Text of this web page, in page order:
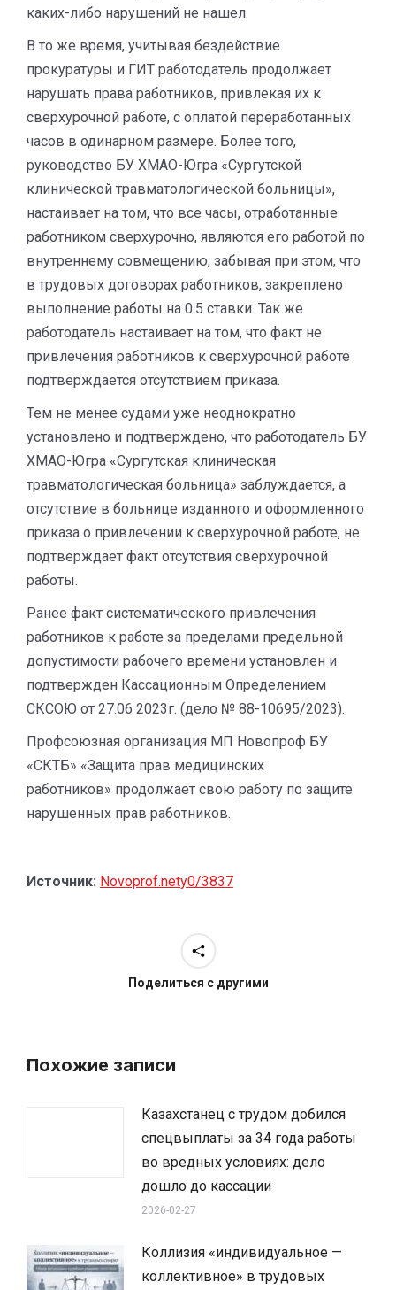
каких-либо нарушений не нашел.
В то же время, учитывая бездействие
прокуратуры и ГИТ работодатель продолжает
нарушать права работников, привлекая их к
сверхурочной работе, с оплатой переработанных
часов в одинарном размере. Более того,
руководство БУ ХМАО-Югра «Сургутской
клинической травматологической больницы»,
настаивает на том, что все часы, отработанные
работником сверхурочно, являются его работой по
внутреннему совмещению, забывая при этом, что
в трудовых договорах работников, закреплено
выполнение работы на 0.5 ставки. Так же
работодатель настаивает на том, что факт не
привлечения работников к сверхурочной работе
подтверждается отсутствием приказа.
Тем не менее судами уже неоднократно
установлено и подтверждено, что работодатель БУ
ХМАО-Югра «Сургутская клиническая
травматологическая больница» заблуждается, а
отсутствие в больнице изданного и оформленного
приказа о привлечении к сверхурочной работе, не
подтверждает факт отсутствия сверхурочной
работы.
Ранее факт систематического привлечения
работников к работе за пределами предельной
допустимости рабочего времени установлен и
подтвержден Кассационным Определением
СКСОЮ от 27.06 2023г. (дело № 88-10695/2023).
Профсоюзная организация МП Новопроф БУ
«СКТБ» «Защита прав медицинских
работников» продолжает свою работу по защите
нарушенных прав работников.
Источник: Novoprof.nety0/3837
Поделиться с другими
Похожие записи
Казахстанец с трудом добился
спецвыплаты за 34 года работы
во вредных условиях: дело
дошло до кассации
2026-02-27
Коллизия «индивидуальное —
коллективное» в трудовых